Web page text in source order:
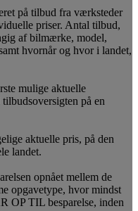
på tilbud fra værksteder
priser. Antal tilbud,
af bilmærke, model,
hvornår og hvor i landet,
mulige aktuelle
på en
aktuelle pris, på den
landet.
opnået mellem de
opgavetype, hvor mindst
OP TIL besparelse, inden